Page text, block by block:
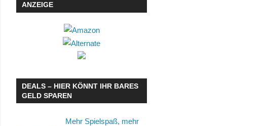
ANZEIGE
DEALS – HIER KÖNNT IHR BARES
GELD SPAREN
Mehr Spielspaß, mehr